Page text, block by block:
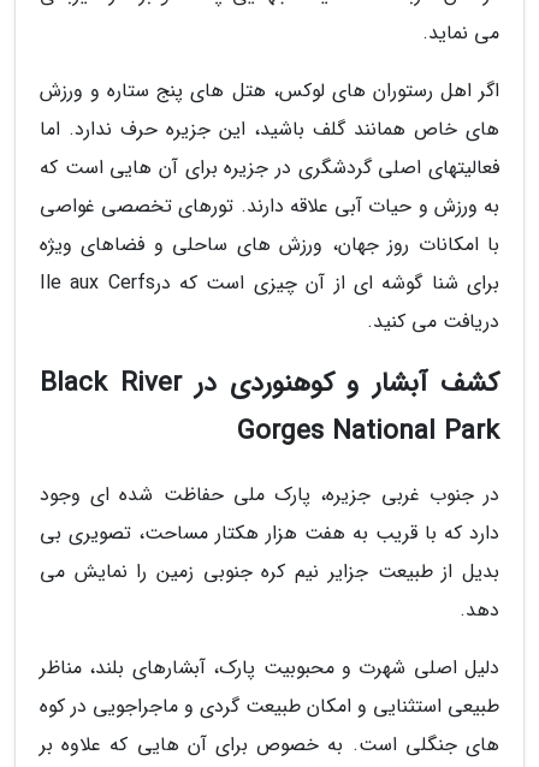
می نماید.
اگر اهل رستوران های لوکس، هتل های پنج ستاره و ورزش
های خاص همانند گلف باشید، این جزیره حرف ندارد. اما
فعالیتهای اصلی گردشگری در جزیره برای آن هایی است که
به ورزش و حیات آبی علاقه دارند. تورهای تخصصی غواصی
با امکانات روز جهان، ورزش های ساحلی و فضاهای ویژه
برای شنا گوشه ای از آن چیزی است که درIle aux Cerfs
دریافت می کنید.
کشف آبشار و کوهنوردی در Black River
Gorges National Park
در جنوب غربی جزیره، پارک ملی حفاظت شده ای وجود
دارد که با قریب به هفت هزار هکتار مساحت، تصویری بی
بدیل از طبیعت جزایر نیم کره جنوبی زمین را نمایش می
دهد.
دلیل اصلی شهرت و محبوبیت پارک، آبشارهای بلند، مناظر
طبیعی استثنایی و امکان طبیعت گردی و ماجراجویی در کوه
های جنگلی است. به خصوص برای آن هایی که علاوه بر